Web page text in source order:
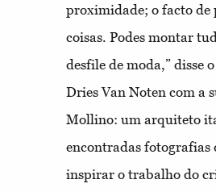
proximidade; o facto de
coisas. Podes montar
desfile de moda,” disse
Dries Van Noten com a
Mollino: um arquiteto
encontradas fotografias
inspirar o trabalho do